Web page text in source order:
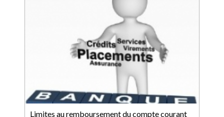
Limites au remboursement du compte courant